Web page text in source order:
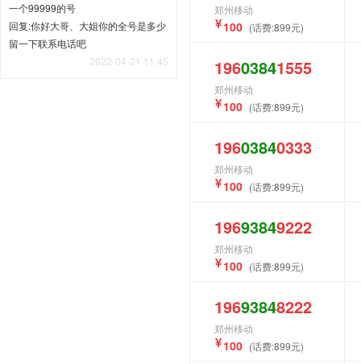
一个99999的号
回复:你好大哥、大姐你的全号是多少
留一下联系电话吧
2022-04-21 11:45
郑州移动
100 (话费:899元)
19603841555
郑州移动
100 (话费:899元)
19603840333
郑州移动
100 (话费:899元)
19693849222
郑州移动
100 (话费:899元)
19693848222
郑州移动
100 (话费:899元)